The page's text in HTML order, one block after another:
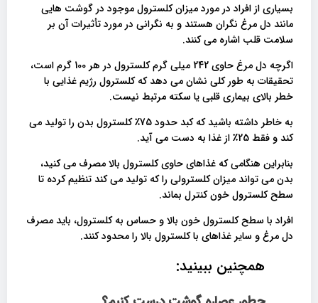
بسیاری از افراد در مورد میزان کلسترول موجود در گوشت هایی
مانند دل مرغ نگران هستند و به نگرانی در مورد تأثیرات آن بر
سلامت قلب اشاره می کنند.
اگرچه دل مرغ حاوی 242 میلی گرم کلسترول در هر 100 گرم است،
تحقیقات به طور کلی نشان می دهد که کلسترول رژیم غذایی با
خطر بالای بیماری قلبی یا سکته مرتبط نیست.
به خاطر داشته باشید که کبد حدود 75٪ کلسترول بدن را تولید می
کند و فقط 25٪ از غذا به دست می آید.
بنابراین هنگامی که غذاهای حاوی کلسترول بالا مصرف می کنید،
بدن می تواند میزان کلسترولی را که تولید می کند تنظیم کرده تا
سطح کلسترول خون کنترل بماند.
افراد با سطح کلسترول خون بالا و حساس به کلسترول، باید مصرف
دل مرغ و سایر غذاهای با کلسترول بالا را محدود کنند.
همچنین ببینید: